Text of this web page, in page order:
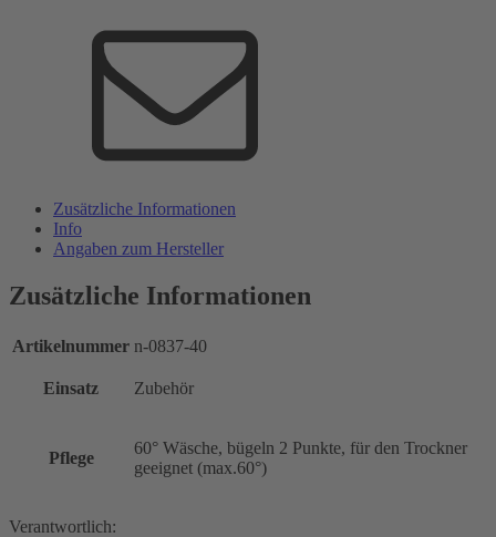
Zusätzliche Informationen
Info
Angaben zum Hersteller
Zusätzliche Informationen
Artikelnummer n-0837-40
Einsatz Zubehör
Pflege
60° Wäsche, bügeln 2 Punkte, für den Trockner
geeignet (max.60°)
Verantwortlich: